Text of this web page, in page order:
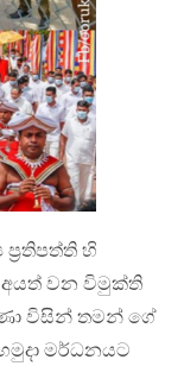
හි
වන විමුක්ති
විසින් තමන් ගේ
මර්ධනයට